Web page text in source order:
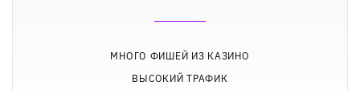
МНОГО ФИШЕЙ ИЗ КАЗИНО
ВЫСОКИЙ ТРАФИК